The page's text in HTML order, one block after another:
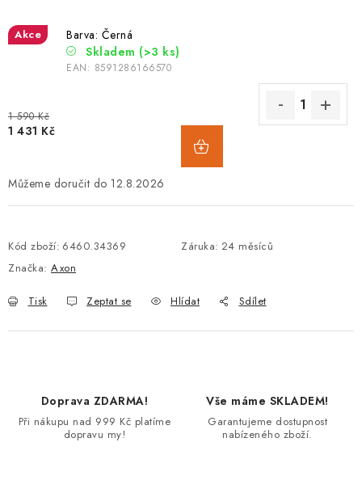
Akce
Barva: Černá
Skladem (>3 ks)
EAN: 8591286166570
1 590 Kč
1 431 Kč
12.8.2026
Kód zboží: 6460.34369 Záruka: 24 měsíců
Značka: Axon
Tisk Zeptat se Hlídat Sdílet
Doprava ZDARMA!
Při nákupu nad 999 Kč platíme
dopravu my!
Vše máme SKLADEM!
Garantujeme dostupnost
nabízeného zboží.